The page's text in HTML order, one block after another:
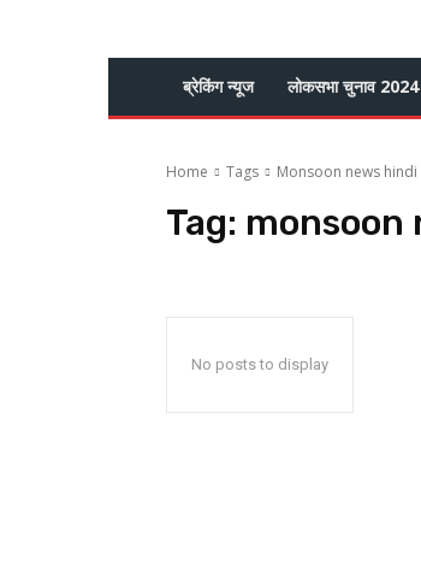
ब्रेकिंग न्यूज लोकसभा चुनाव 2024
Home Tags Monsoon news hindi
Tag: monsoon
No posts to display